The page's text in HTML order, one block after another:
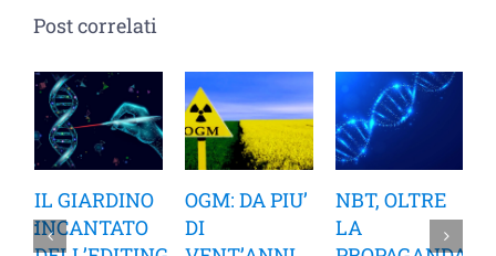
Post correlati
IL GIARDINO
INCANTATO
OGM: DA PIU’
DI
NBT, OLTRE
LA